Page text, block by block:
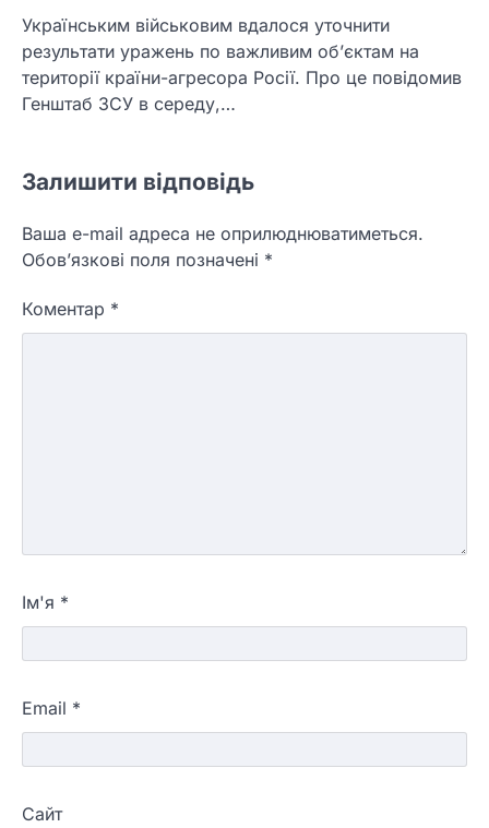
Українським військовим вдалося уточнити
результати уражень по важливим об’єктам на
території країни-агресора Росії. Про це повідомив
Генштаб ЗСУ в середу,…
Залишити відповідь
Ваша e-mail адреса не оприлюднюватиметься.
Обов’язкові поля позначені *
Коментар *
Ім'я *
Email *
Сайт